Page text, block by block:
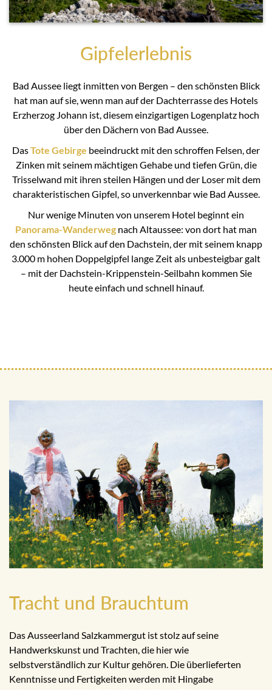
Gipfelerlebnis
Bad Aussee liegt inmitten von Bergen – den schönsten Blick
hat man auf sie, wenn man auf der Dachterrasse des Hotels
Erzherzog Johann ist, diesem einzigartigen Logenplatz hoch
über den Dächern von Bad Aussee.
DasTote Gebirge beeindruckt mit den schroffen Felsen, der
Zinken mit seinem mächtigen Gehabe und tiefen Grün, die
Trisselwand mit ihren steilen Hängen und der Loser mit dem
charakteristischen Gipfel, so unverkennbar wie Bad Aussee.
Nur wenige Minuten von unserem Hotel beginnt ein
Panorama-Wanderweg nach Altaussee: von dort hat man
den schönsten Blick auf den Dachstein, der mit seinem knapp
3.000 m hohen Doppelgipfel lange Zeit als unbesteigbar galt
– mit der Dachstein-Krippenstein-Seilbahn kommen Sie
heute einfach und schnell hinauf.
Tracht und Brauchtum
Das Ausseerland Salzkammergut ist stolz auf seine
Handwerkskunst und Trachten, die hier wie
selbstverständlich zur Kultur gehören. Die überlieferten
Kenntnisse und Fertigkeiten werden mit Hingabe